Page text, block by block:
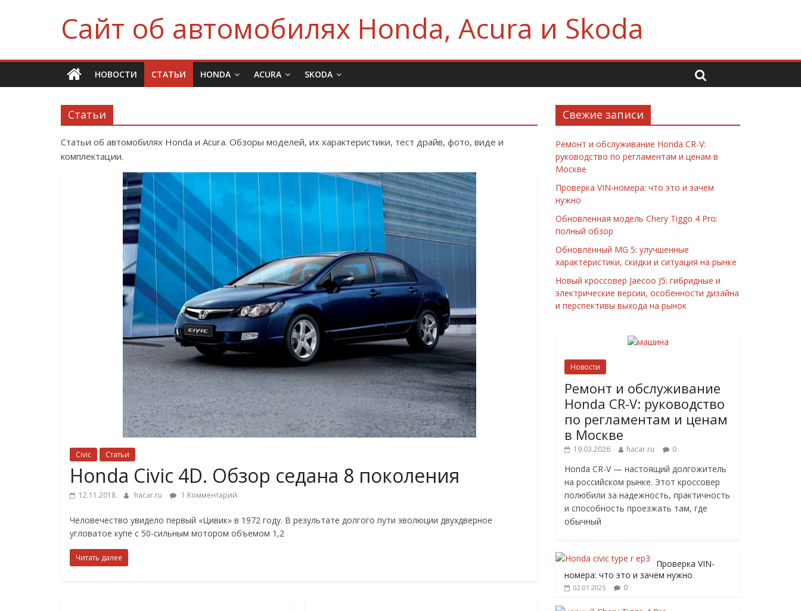
Сайт об автомобилях Honda, Acura и Skoda
НОВОСТИ СТАТЬИ HONDA ACURA SKODA
Статьи
Статьи об автомобилях Honda и Acura. Обзоры моделей, их характеристики, тест драйв, фото, виде и
комплектации.
Civic Статьи
Honda Civic 4D. Обзор седана 8 поколения
12.11.2018 hacar.ru 1 Комментарий
Человечество увидело первый «Цивик» в 1972 году. В результате долгого пути эволюции двухдверное
угловатое купе с 50-сильным мотором объемом 1,2
Читать далее
Свежие записи
Ремонт и обслуживание Honda CR-V:
руководство по регламентам и ценам в
Москве
Проверка VIN-номера: что это и зачем
нужно
Обновленная модель Chery Tiggo 4 Pro:
полный обзор
Обновлённый MG 5: улучшенные
характеристики, скидки и ситуация на рынке
Новый кроссовер Jaecoo J5: гибридные и
электрические версии, особенности дизайна
и перспективы выхода на рынок
Новости
Ремонт и обслуживание
Honda CR-V: руководство
по регламентам и ценам
в Москве
19.03.2026 hacar.ru 0
Honda CR-V — настоящий долгожитель
на российском рынке. Этот кроссовер
полюбили за надежность, практичность
и способность проезжать там, где
обычный
Проверка VIN-
номера: что это и зачем нужно
02.01.2025 0